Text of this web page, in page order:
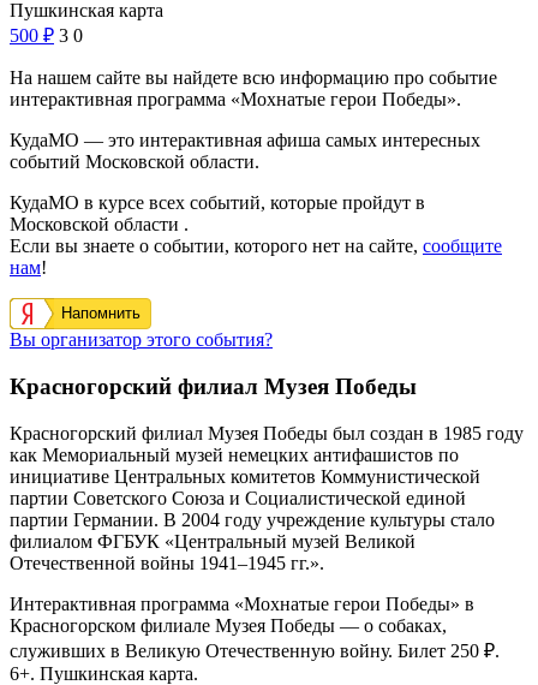
Пушкинская карта
500 ₽ 3 0
На нашем сайте вы найдете всю информацию про событие
интерактивная программа «Мохнатые герои Победы».
КудаМО — это интерактивная афиша самых интересных
событий Московской области.
КудаМО в курсе всех событий, которые пройдут в
Московской области .
Если вы знаете о событии, которого нет на сайте, сообщите
нам!
Напомнить
Вы организатор этого события?
Красногорский филиал Музея Победы
Красногорский филиал Музея Победы был создан в 1985 году
как Мемориальный музей немецких антифашистов по
инициативе Центральных комитетов Коммунистической
партии Советского Союза и Социалистической единой
партии Германии. В 2004 году учреждение культуры стало
филиалом ФГБУК «Центральный музей Великой
Отечественной войны 1941–1945 гг.».
Интерактивная программа «Мохнатые герои Победы» в
Красногорском филиале Музея Победы — о собаках,
служивших в Великую Отечественную войну. Билет 250 ₽.
6+. Пушкинская карта.